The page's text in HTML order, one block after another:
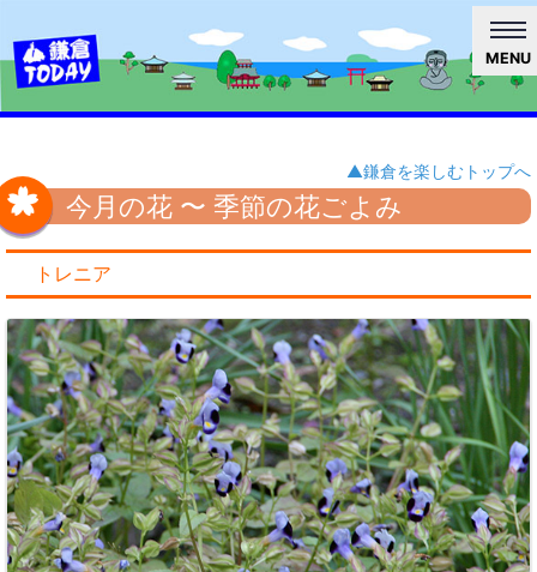
MENU
▲鎌倉を楽しむトップへ
今月の花 〜 季節の花ごよみ
トレニア